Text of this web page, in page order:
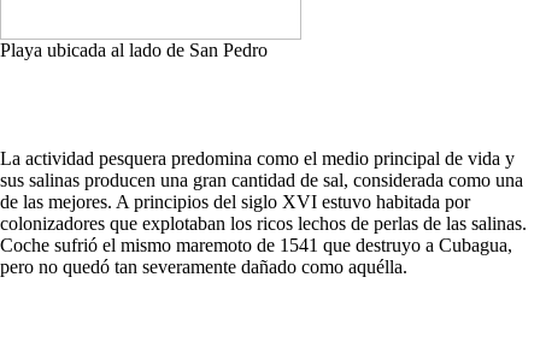
Playa ubicada al lado de San Pedro
La actividad pesquera predomina como el medio principal de vida y
sus salinas producen una gran cantidad de sal, considerada como una
de las mejores. A principios del siglo XVI estuvo habitada por
colonizadores que explotaban los ricos lechos de perlas de las salinas.
Coche sufrió el mismo maremoto de 1541 que destruyo a Cubagua,
pero no quedó tan severamente dañado como aquélla.